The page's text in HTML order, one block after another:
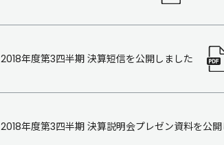
2018年度第3四半期 決算短信を公開しました
2018年度第3四半期 決算説明会プレゼン資料を公